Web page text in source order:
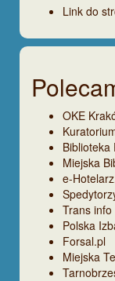
Link do
OKE
Biblioteka
Miejska
e-
Trans info
Polska
Forsal.pl
Miejska